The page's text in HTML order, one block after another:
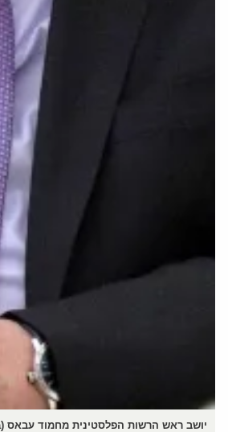
יושב ראש הרשות הפלסטינית מחמוד עבאס (Kremlin.ru/Wikimedia)